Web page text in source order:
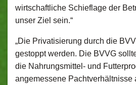
wirtschaftliche Schieflage der
unser Ziel sein.“
„Die Privatisierung durch die
gestoppt werden. Die BVVG
die Nahrungsmittel- und
angemessene Pachtverhältnisse